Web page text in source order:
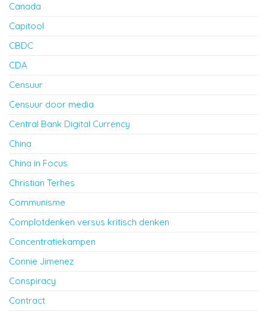
Canada
Capitool
CBDC
CDA
Censuur
Censuur door media
Central Bank Digital Currency
China
China in Focus
Christian Terhes
Communisme
Complotdenken versus kritisch denken
Concentratiekampen
Connie Jimenez
Conspiracy
Contract